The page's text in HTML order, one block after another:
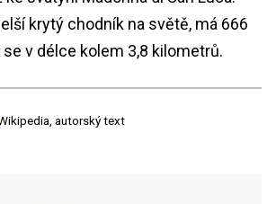
krytý chodník na světě, má 666
v délce kolem 3,8 kilometrů.
autorský text